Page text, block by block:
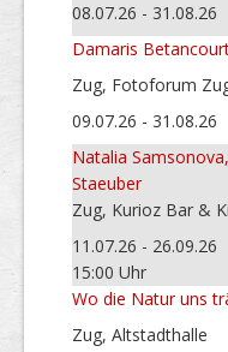
08.07.26 - 31.08.26
Damaris Betancourt
Zug, Fotoforum
09.07.26 - 31.08.26
Natalia
Staeuber
Zug, Kurioz Bar &
11.07.26 - 26.09.26
15:00 Uhr
Wo die Natur uns
Zug, Altstadthalle